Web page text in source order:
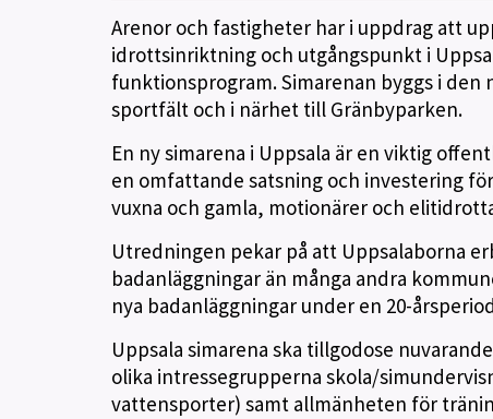
Arenor och fastigheter har i uppdrag att
idrottsinriktning och utgångspunkt i
funktionsprogram. Simarenan byggs i
sportfält och i närhet till Gränbyparken.
En ny simarena i Uppsala är en viktig
en omfattande satsning och investering
vuxna och gamla, motionärer och
Utredningen pekar på att Uppsalaborna
badanläggningar än många andra
nya badanläggningar under en 20-
Uppsala simarena ska tillgodose
olika intressegrupperna skola/
vattensporter) samt allmänheten för